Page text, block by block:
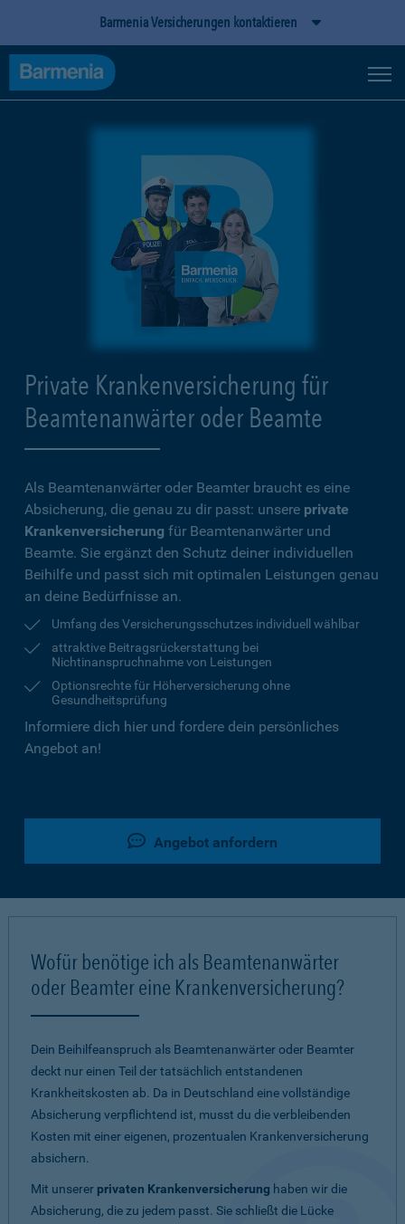
Barmenia Versicherungen kontaktieren
Private Krankenversicherung für
Beamtenanwärter oder Beamte
Als Beamtenanwärter oder Beamter braucht es eine
Absicherung, die genau zu dir passt: unsere private
Krankenversicherung für Beamtenanwärter und
Beamte. Sie ergänzt den Schutz deiner individuellen
Beihilfe und passt sich mit optimalen Leistungen genau
an deine Bedürfnisse an.
Umfang des Versicherungsschutzes individuell wählbar
attraktive Beitragsrückerstattung bei
Nichtinanspruchnahme von Leistungen
Optionsrechte für Höherversicherung ohne
Gesundheitsprüfung
Informiere dich hier und fordere dein persönliches
Angebot an!
Angebot anfordern
Wofür benötige ich als Beamtenanwärter
oder Beamter eine Krankenversicherung?
Dein Beihilfeanspruch als Beamtenanwärter oder Beamter
deckt nur einen Teil der tatsächlich entstandenen
Krankheitskosten ab. Da in Deutschland eine vollständige
Absicherung verpflichtend ist, musst du die verbleibenden
Kosten mit einer eigenen, prozentualen Krankenversicherung
absichern.
Mit unserer privaten Krankenversicherung haben wir die
Absicherung, die zu jedem passt. Sie schließt die Lücke